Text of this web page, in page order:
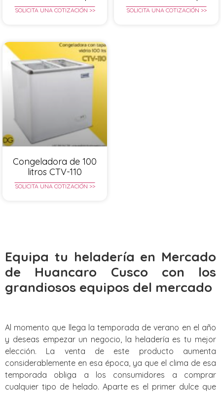
SOLICITA UNA COTIZACIÓN >> SOLICITA UNA COTIZACIÓN >>
Congeladora de 100
litros CTV-110
SOLICITA UNA COTIZACIÓN >>
Equipa tu heladería en Mercado
de Huancaro Cusco con los
grandiosos equipos del mercado
Al momento que llega la temporada de verano en el año
y deseas empezar un negocio, la heladería es tu mejor
elección. La venta de este producto aumenta
considerablemente en esa época, ya que el clima de esa
temporada obliga a los consumidores a comprar
cualquier tipo de helado. Aparte es el primer dulce que